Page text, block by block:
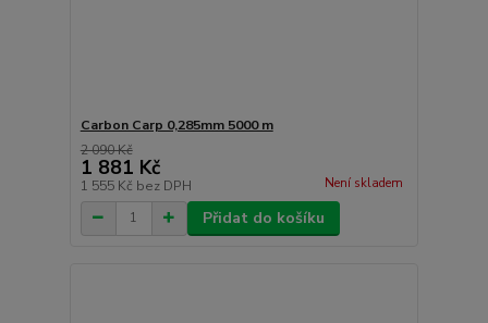
Carbon Carp 0,285mm 5000 m
2 090 Kč
1 881 Kč
1 555 Kč bez DPH Není skladem
Přidat do košíku